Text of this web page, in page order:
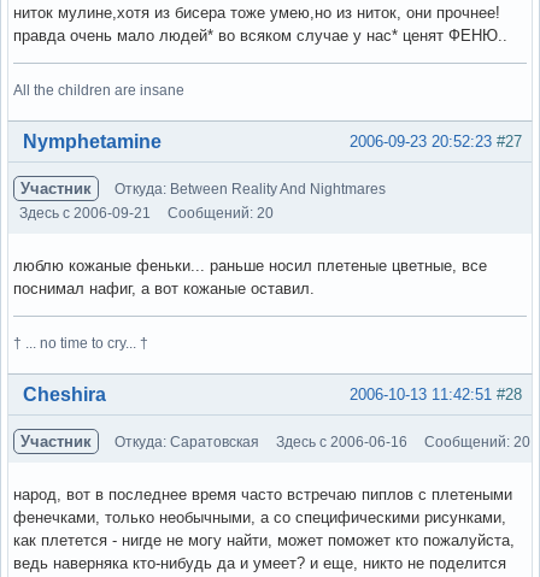
ниток мулине,хотя из бисера тоже умею,но из ниток, они прочнее!
правда очень мало людей* во всяком случае у нас* ценят ФЕНЮ..
All the children are insane
Вне форума #27
2006-09-23 20:52:23
Nymphetamine
Участник
Откуда: Between Reality And Nightmares
Здесь с 2006-09-21
Сообщений: 20
люблю кожаные феньки... раньше носил плетеные цветные, все
поснимал нафиг, а вот кожаные оставил.
† ... no time to cry... †
Вне форума #28
2006-10-13 11:42:51
Cheshira
Участник Откуда: Саратовская Здесь с 2006-06-16 Сообщений: 20
народ, вот в последнее время часто встречаю пиплов с плетеными
фенечками, только необычными, а со специфическими рисунками,
как плетется - нигде не могу найти, может поможет кто пожалуйста,
ведь наверняка кто-нибудь да и умеет? и еще, никто не поделится